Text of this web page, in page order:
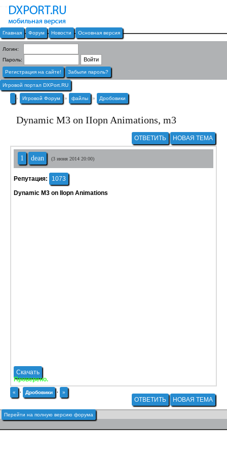
Главная Форум Новости Основная версия
Логин:
Пароль:
Регистрация на сайте! Забыли пароль?
Игровой портал DXPort.RU
» Игровой Форум » файлы » Дробовики
Dynamic M3 on IIopn Animations, m3
ОТВЕТИТЬ НОВАЯ ТЕМА
1 dean (3 июня 2014 20:00)
Репутация:
1073
Dynamic M3 on IIopn Animations
Скачать
Проверено.
« · Дробовики · »
ОТВЕТИТЬ НОВАЯ ТЕМА
Перейти на полную версию форума